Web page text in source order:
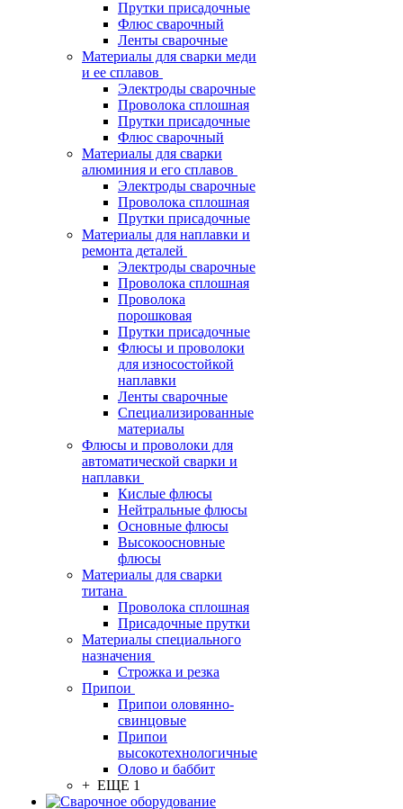
Прутки присадочные
Флюс сварочный
Ленты сварочные
Материалы для сварки меди
и ее сплавов
Электроды сварочные
Проволока сплошная
Прутки присадочные
Флюс сварочный
Материалы для сварки
алюминия и его сплавов
Электроды сварочные
Проволока сплошная
Прутки присадочные
Материалы для наплавки и
ремонта деталей
Электроды сварочные
Проволока сплошная
Проволока
порошковая
Прутки присадочные
Флюсы и проволоки
для износостойкой
наплавки
Ленты сварочные
Специализированные
материалы
Флюсы и проволоки для
автоматической сварки и
наплавки
Кислые флюсы
Нейтральные флюсы
Основные флюсы
Высокоосновные
флюсы
Материалы для сварки
титана
Проволока сплошная
Присадочные прутки
Материалы специального
назначения
Строжка и резка
Припои
Припои оловянно-
свинцовые
Припои
высокотехнологичные
Олово и баббит
+ ЕЩЕ 1